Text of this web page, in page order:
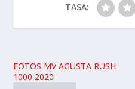
TASA:
FOTOS MV AGUSTA RUSH
1000 2020